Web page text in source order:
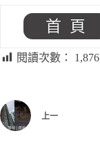
首 頁
閱讀次數： 1,876
上一